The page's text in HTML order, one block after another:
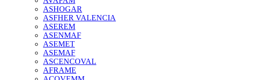
ASHOGAR
ASFHER VALENCIA
ASEREM
ASENMAF
ASEMET
ASEMAF
ASCENCOVAL
AFRAME